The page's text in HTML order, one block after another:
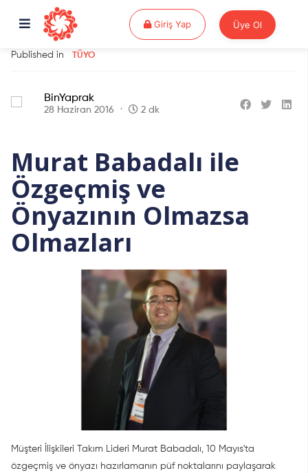
Giriş YapGiriş Yap Üye Ol
Published in TÜYO
BinYaprak
28 Haziran 2016 2 dk
Murat Babadalı ile
Özgeçmiş ve
Önyazının Olmazsa
Olmazları
Müşteri İlişkileri Takım Lideri Murat Babadalı, 10 Mayıs'ta
özgeçmiş ve önyazı hazırlamanın püf noktalarını paylaşarak